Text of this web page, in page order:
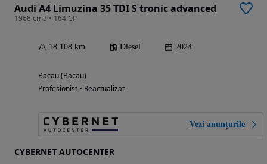
Audi A4 Limuzina 35 TDI S tronic advanced
1968 cm3 • 164 CP
18 108 km Diesel 2024
Bacau (Bacau)
Profesionist • Reactualizat
Vezi anunțurile
CYBERNET AUTOCENTER